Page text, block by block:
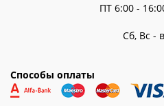
ПТ 6:00 -
Сб, Вс -
Способы оплаты